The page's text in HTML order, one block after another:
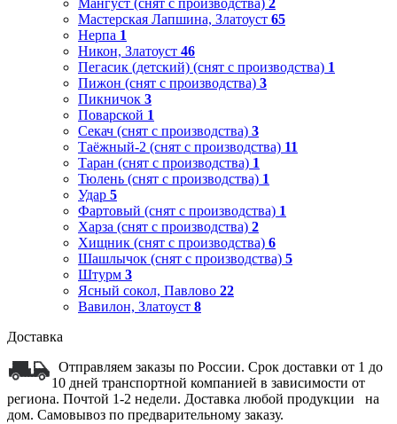
Мангуст (снят с производства) 2
Мастерская Лапшина, Златоуст 65
Нерпа 1
Никон, Златоуст 46
Пегасик (детский) (снят с производства) 1
Пижон (снят с производства) 3
Пикничок 3
Поварской 1
Секач (снят с производства) 3
Таёжный-2 (снят с производства) 11
Таран (снят с производства) 1
Тюлень (снят с производства) 1
Удар 5
Фартовый (снят с производства) 1
Харза (снят с производства) 2
Хищник (снят с производства) 6
Шашлычок (снят с производства) 5
Штурм 3
Ясный сокол, Павлово 22
Вавилон, Златоуст 8
Доставка
Отправляем заказы по России. Срок доставки от 1 до
10 дней транспортной компанией в зависимости от
региона. Почтой 1-2 недели. Доставка любой продукции на
дом. Самовывоз по предварительному заказу.